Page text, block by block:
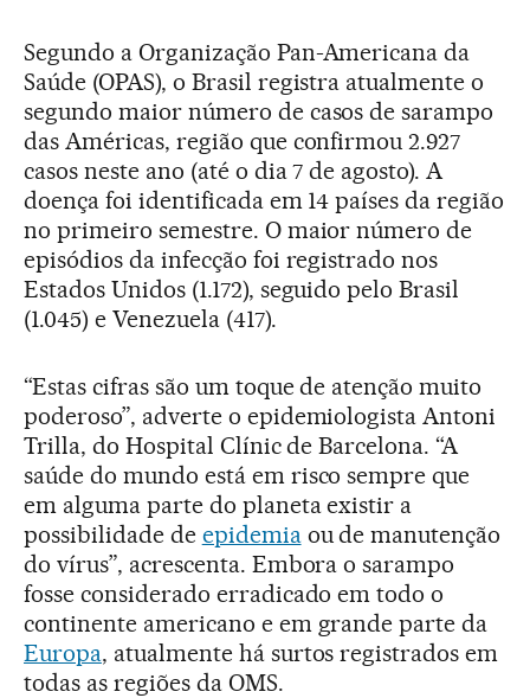
Segundo a Organização Pan-Americana da
Saúde (OPAS), o Brasil registra atualmente o
segundo maior número de casos de sarampo
das Américas, região que confirmou 2.927
casos neste ano (até o dia 7 de agosto). A
doença foi identificada em 14 países da região
no primeiro semestre. O maior número de
episódios da infecção foi registrado nos
Estados Unidos (1.172), seguido pelo Brasil
(1.045) e Venezuela (417).
“Estas cifras são um toque de atenção muito
poderoso”, adverte o epidemiologista Antoni
Trilla, do Hospital Clínic de Barcelona. “A
saúde do mundo está em risco sempre que
em alguma parte do planeta existir a
possibilidade de epidemiaou de manutenção
do vírus”, acrescenta. Embora o sarampo
fosse considerado erradicado em todo o
continente americano e em grande parte da
Europa, atualmente há surtos registrados em
todas as regiões da OMS.